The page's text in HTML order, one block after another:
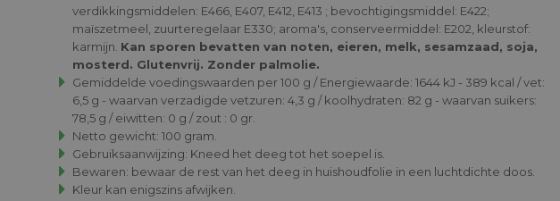
verdikkingsmiddelen: E466, E407, E412, E413 ; bevochtigingsmiddel: E422;
maïszetmeel, zuurteregelaar E330; aroma's, conserveermiddel: E202, kleurstof:
karmijn. Kan sporen bevatten van noten, eieren, melk, sesamzaad, soja,
mosterd. Glutenvrij. Zonder palmolie.
Gemiddelde voedingswaarden per 100 g / Energiewaarde: 1644 kJ - 389 kcal / vet:
6,5 g - waarvan verzadigde vetzuren: 4,3 g / koolhydraten: 82 g - waarvan suikers:
78,5 g / eiwitten: 0 g / zout : 0 gr.
Netto gewicht: 100 gram.
Gebruiksaanwijzing: Kneed het deeg tot het soepel is.
Bewaren: bewaar de rest van het deeg in huishoudfolie in een luchtdichte doos.
Kleur kan enigszins afwijken.